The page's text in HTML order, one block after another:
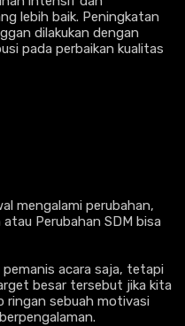
lebih baik. Peningkatan
dilakukan dengan
pada perbaikan kualitas
mengalami perubahan,
Perubahan SDM bisa
acara saja, tetapi
besar tersebut jika kita
ringan sebuah motivasi